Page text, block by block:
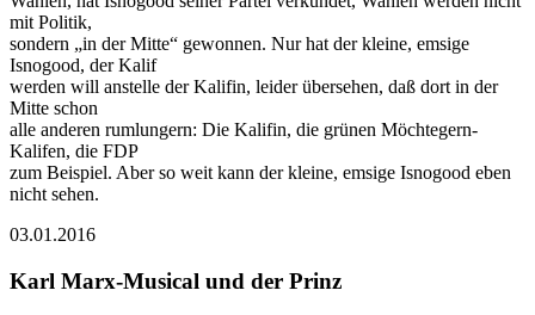
mit Politik,
sondern „in der Mitte“ gewonnen. Nur hat der kleine, emsige
Isnogood, der Kalif
werden will anstelle der Kalifin, leider übersehen, daß dort in der
Mitte schon
alle anderen rumlungern: Die Kalifin, die grünen Möchtegern-
Kalifen, die FDP
zum Beispiel. Aber so weit kann der kleine, emsige Isnogood eben
nicht sehen.
03.01.2016
Karl Marx-Musical und der Prinz